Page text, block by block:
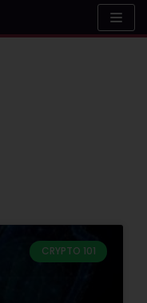
CRYPTO 101